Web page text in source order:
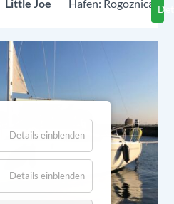
Little Joe Rogoznica
Details einblenden
Details einblenden